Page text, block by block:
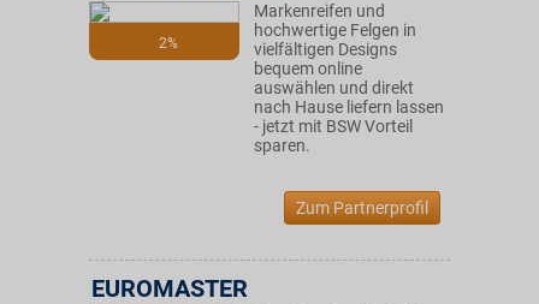
2%
Markenreifen und
hochwertige Felgen in
vielfältigen Designs
bequem online
auswählen und direkt
nach Hause liefern lassen
- jetzt mit BSW Vorteil
sparen.
Zum Partnerprofil
EUROMASTER